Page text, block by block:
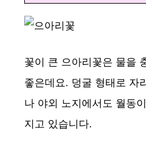
꽃이 큰 으아리꽃은 물을
좋은데요. 덩굴 형태로 자
나 야외 노지에서도 월동
지고 있습니다.